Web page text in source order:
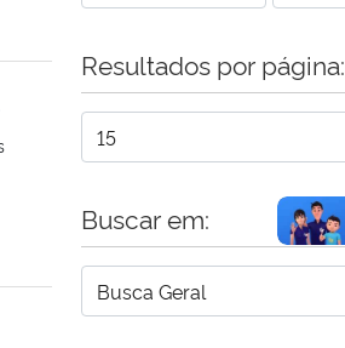
Resultados por página:
Buscar em: